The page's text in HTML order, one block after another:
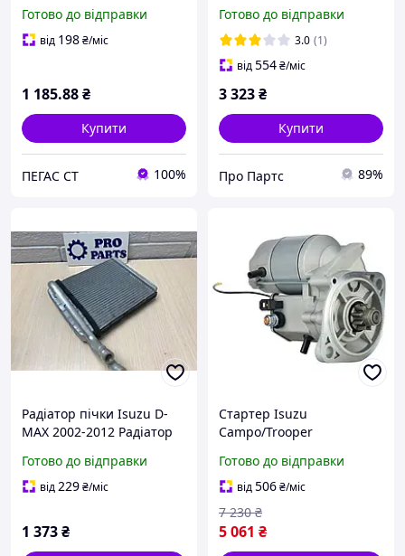
Готово до відправки
від 198₴/міс
1 185.88₴
Купити
ПЕГАС СТ 100%
охолодження Ісузу Трупер
1300138
Готово до відправки
3.0 (1)
від554₴/міс
3 323₴
Купити
Про Партс 89%
Радіатор пічки Isuzu D-
MAX 2002-2012 Радіатор
02-12 8973333290
Готово до відправки
від229₴/міс
1 373₴
Стартер Isuzu
Campo/Trooper
Готово до відправки
від506₴/міс
5 061 ₴
7 230 ₴